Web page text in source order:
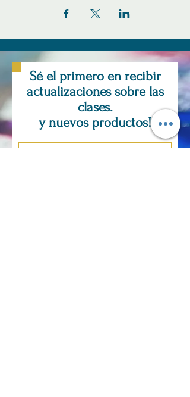
Sé el primero en recibir
actualizaciones sobre las
clases.
y nuevos productos!